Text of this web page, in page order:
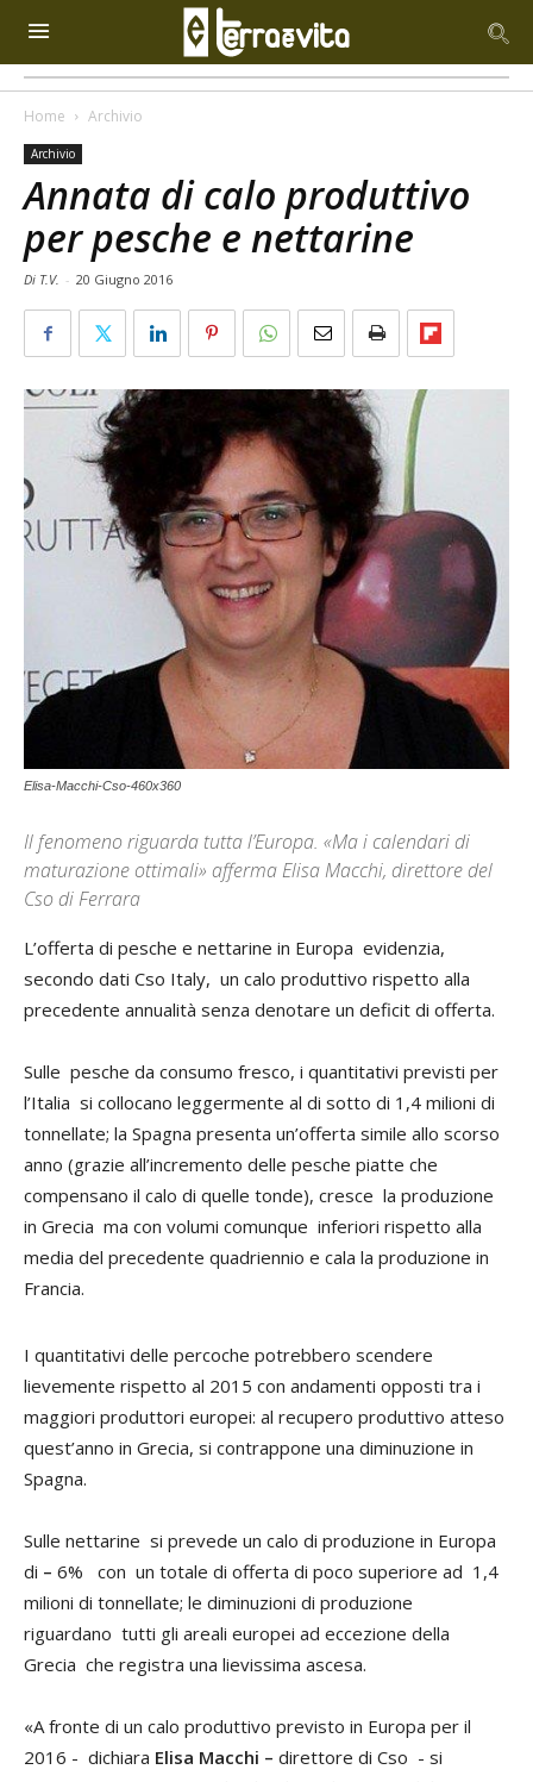
Home Archivio
Archivio
Annata di calo produttivo
per pesche e nettarine
Di T.V. - 20 Giugno 2016
Elisa-Macchi-Cso-460x360
Il fenomeno riguarda tutta l’Europa. «Ma i calendari di
maturazione ottimali» afferma Elisa Macchi, direttore del
Cso di Ferrara
L’offerta di pesche e nettarine in Europa evidenzia,
secondo dati Cso Italy, un calo produttivo rispetto alla
precedente annualità senza denotare un deficit di offerta.
Sulle pesche da consumo fresco, i quantitativi previsti per
l’Italia si collocano leggermente al di sotto di 1,4 milioni di
tonnellate; la Spagna presenta un’offerta simile allo scorso
anno (grazie all’incremento delle pesche piatte che
compensano il calo di quelle tonde), cresce la produzione
in Grecia ma con volumi comunque inferiori rispetto alla
media del precedente quadriennio e cala la produzione in
Francia.
I quantitativi delle percoche potrebbero scendere
lievemente rispetto al 2015 con andamenti opposti tra i
maggiori produttori europei: al recupero produttivo atteso
quest’anno in Grecia, si contrappone una diminuzione in
Spagna.
Sulle nettarine si prevede un calo di produzione in Europa
di – 6% con un totale di offerta di poco superiore ad 1,4
milioni di tonnellate; le diminuzioni di produzione
riguardano tutti gli areali europei ad eccezione della
Grecia che registra una lievissima ascesa.
«A fronte di un calo produttivo previsto in Europa per il
2016 - dichiara Elisa Macchi – direttore di Cso - si